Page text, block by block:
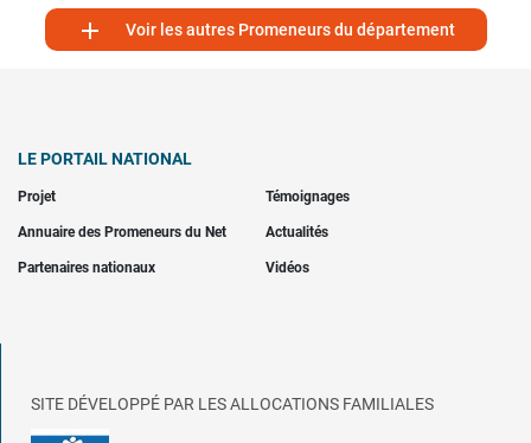
 Voir les autres Promeneurs du département
LE PORTAIL NATIONAL
Projet Témoignages
Annuaire des Promeneurs du Net Actualités
Partenaires nationaux Vidéos
SITE DÉVELOPPÉ PAR LES ALLOCATIONS FAMILIALES